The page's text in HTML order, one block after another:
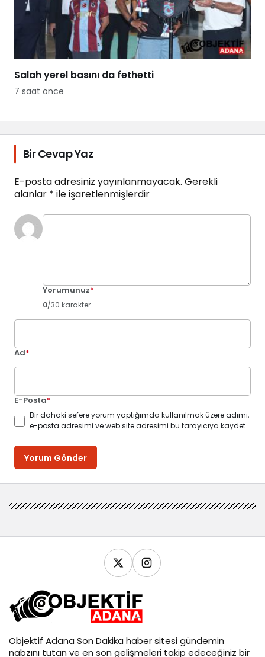
Salah yerel basını da fethetti
7 saat önce
Bir Cevap Yaz
E-posta adresiniz yayınlanmayacak. Gerekli
alanlar * ile işaretlenmişlerdir
Yorumunuz*
0/30 karakter
Ad*
E-Posta*
Bir dahaki sefere yorum yaptığımda kullanılmak üzere adımı,
e-posta adresimi ve web site adresimi bu tarayıcıya kaydet.
Yorum Gönder
Objektif Adana Son Dakika haber sitesi gündemin
nabzını tutan ve en son gelişmeleri takip edeceğiniz bir